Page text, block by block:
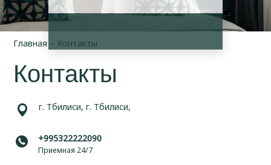
Главная – Контакты
Контакты
г. Тбилиси, г. Тбилиси,
+995322222090
Приемная 24/7